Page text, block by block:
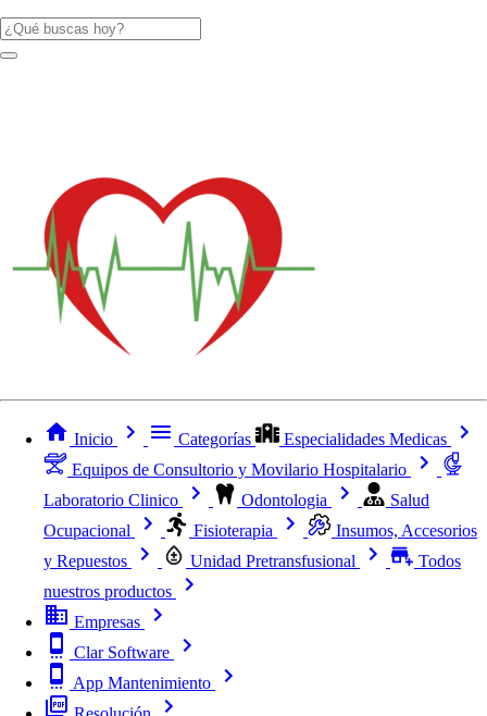
Inicio Categorías
Especialidades Medicas
Equipos de Consultorio y Movilario Hospitalario
Laboratorio Clinico
Odontologia
Salud
Ocupacional
Fisioterapia
Insumos, Accesorios
y Repuestos
Unidad Pretransfusional
Todos
nuestros productos
Empresas
Clar Software
App Mantenimiento